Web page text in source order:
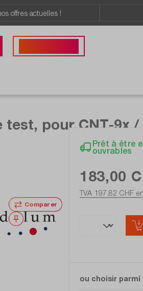
offres actuelles !
pour CNT-9x /
Comparer
Noter
Prêt à être
ouvrables
183,00
TVA 197,82 CHF
ou choisir parmi